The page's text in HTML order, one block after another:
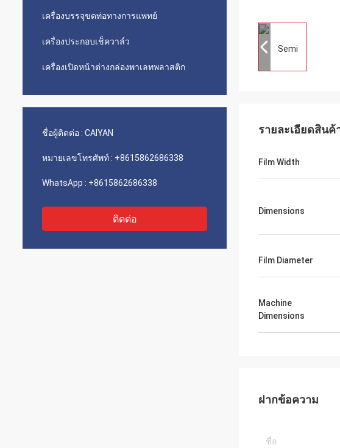
เครื่องบรรจุขดท่อทางการแพทย์
เครื่องประกอบเช็ควาล์ว
เครื่องเปิดหน้าต่างกล่องพาเลทพลาสติก
ชื่อผู้ติดต่อ : CAIYAN
หมายเลขโทรศัพท์ : +8615862686338
WhatsApp : +8615862686338
ติดต่อ
รายละเอียดสินค้
Film Width
Dimensions
Film Diameter
Machine
Dimensions
ฝากข้อความ